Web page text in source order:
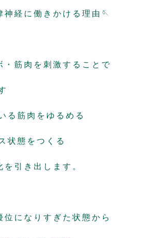
神経に働きかける理由🪡
・筋肉を刺激することで
る筋肉をゆるめる
状態をつくる
を引き出します。
位になりすぎた状態から